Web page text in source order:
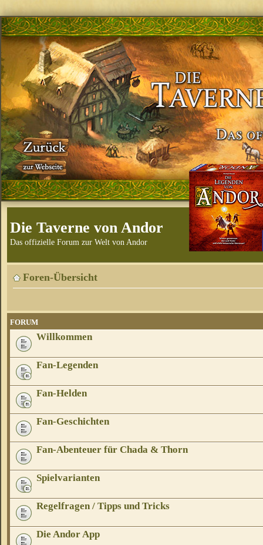
Die Taverne von Andor
Das offizielle Forum zur Welt von Andor
Foren-Übersicht
FORUM
Willkommen
Fan-Legenden
Fan-Helden
Fan-Geschichten
Fan-Abenteuer für Chada & Thorn
Spielvarianten
Regelfragen / Tipps und Tricks
Die Andor App